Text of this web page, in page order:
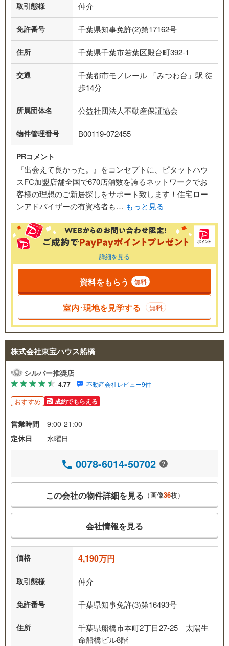
取引態様 仲介
免許番号 千葉県知事免許(2)第17162号
住所 千葉県千葉市若葉区殿台町392-1
交通
千葉都市モノレール 「みつわ台」駅 徒
歩14分
所属団体名 公益社団法人不動産保証協会
物件管理番号 B00119-072455
PRコメント
『出会えて良かった。』をコンセプトに、ピタットハウ
スFC加盟店舗全国で670店舗数を誇るネットワークでお
客様の理想のご新居探しをサポート致します！住宅ロー
ンアドバイザーの有資格者も… もっと見る
詳細を見る
資料をもらう 無料
室内･現地を見学する 無料
株式会社東宝ハウス船橋
シルバー推奨店
4.77 不動産会社レビュー9件
おすすめ 成約でもらえる
営業時間
9:00-21:00
定休日
水曜日
0078-6014-50702
この会社の物件詳細を見る （画像36枚）
会社情報を見る
価格 4,190万円
取引態様 仲介
免許番号 千葉県知事免許(3)第16493号
住所
千葉県船橋市本町2丁目27-25 太陽生
命船橋ビル8階